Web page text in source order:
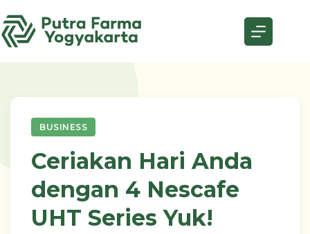
to
content
BUSINESS
Ceriakan Hari Anda
dengan 4 Nescafe
UHT Series Yuk!